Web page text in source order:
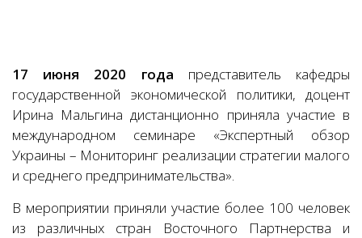
17 июня 2020 года представитель кафедры
государственной экономической политики, доцент
Ирина Мальгина дистанционно приняла участие в
международном семинаре «Экспертный обзор
Украины – Мониторинг реализации стратегии малого
и среднего предпринимательства».
В мероприятии приняли участие более 100 человек
из различных стран Восточного Партнерства и